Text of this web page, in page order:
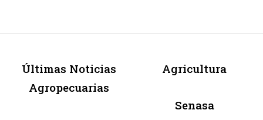
Últimas Noticias
Agropecuarias
Agricultura
Senasa